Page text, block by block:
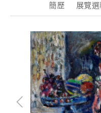
簡歷 展覽選